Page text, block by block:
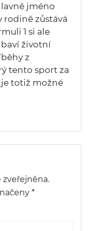
jméno
rodině zůstává
1 si ale
baví životní
z
tento sport za
je totiž možné
zveřejněna.
*